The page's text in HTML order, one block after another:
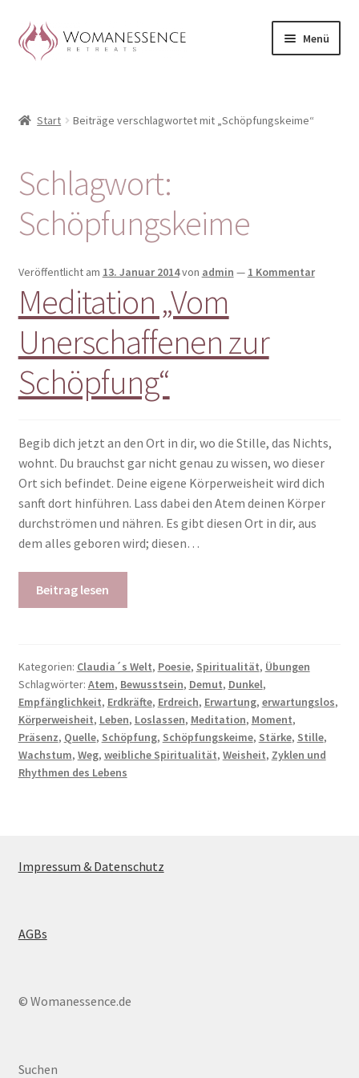
Zur
Navigation
Zum
Inhalt
Menü
Blog
Shop / Retreats im Allgäu
CLAUDIA TAVERNA
Erfahrungen
Warenkorb
Start Beiträge verschlagwortet mit „Schöpfungskeime“
Schlagwort:
Schöpfungskeime
Veröffentlicht am 13. Januar 2014von admin — 1 Kommentar
Meditation „Vom
Unerschaffenen zur
Schöpfung“
Begib dich jetzt an den Ort in dir, wo die Stille, das Nichts,
wohnt. Du brauchst gar nicht genau zu wissen, wo dieser
Ort sich befindet. Deine eigene Körperweisheit wird dich
sanft dort hinführen. Lass dabei den Atem deinen Körper
durchströmen und nähren. Es gibt diesen Ort in dir, aus
dem alles geboren wird; diesen…
Beitrag lesen
Kategorien: Claudia´s Welt, Poesie, Spiritualität, Übungen
Schlagwörter: Atem, Bewusstsein, Demut, Dunkel,
Empfänglichkeit, Erdkräfte, Erdreich, Erwartung, erwartungslos,
Körperweisheit, Leben, Loslassen, Meditation, Moment,
Präsenz, Quelle, Schöpfung, Schöpfungskeime, Stärke, Stille,
Wachstum, Weg, weibliche Spiritualität, Weisheit, Zyklen und
Rhythmen des Lebens
Impressum & Datenschutz
AGBs
© Womanessence.de
Suchen